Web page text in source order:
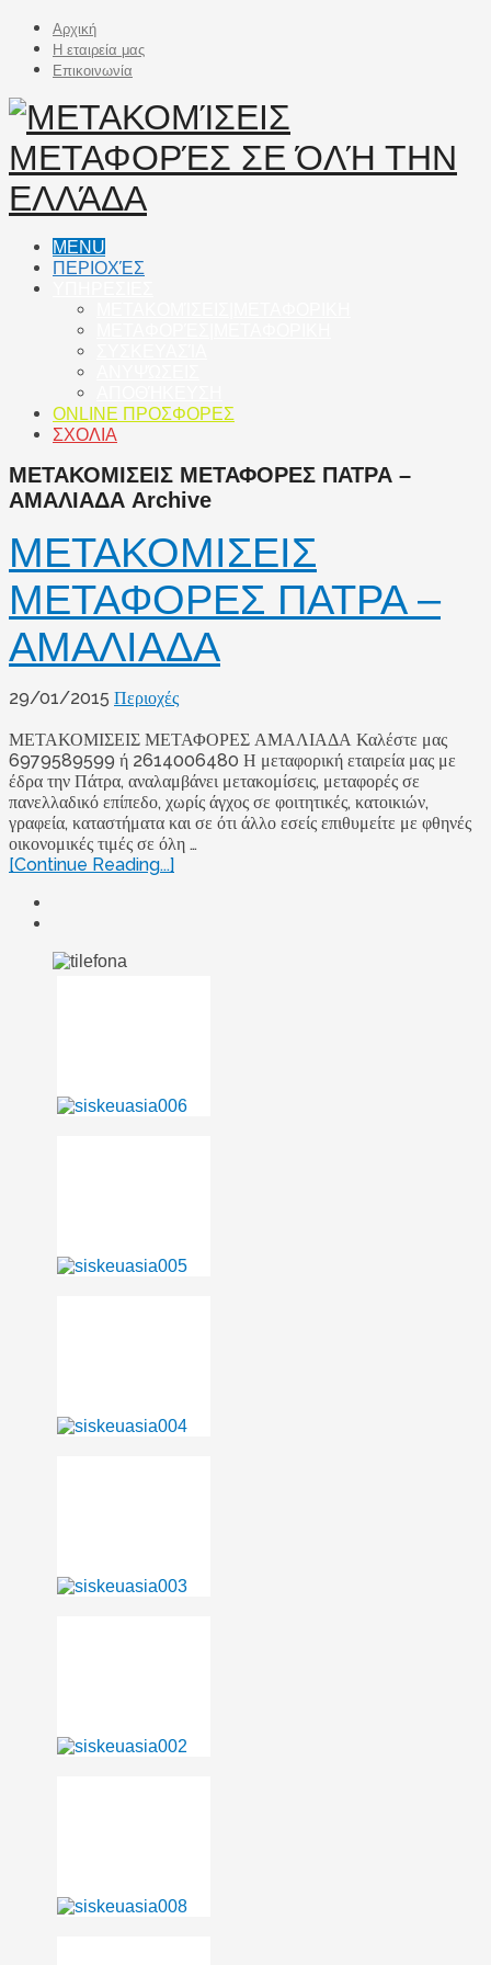
Αρχική
Η εταιρεία μας
Επικοινωνία
MENU
ΠΕΡΙΟΧΈΣ
ONLINE ΠΡΟΣΦΟΡΕΣ
ΣΧΟΛΙΑ
ΜΕΤΑΚΟΜΙΣΕΙΣ ΜΕΤΑΦΟΡΕΣ ΠΑΤΡΑ –
ΑΜΑΛΙΑΔΑ Archive
ΜΕΤΑΚΟΜΙΣΕΙΣ
ΜΕΤΑΦΟΡΕΣ ΠΑΤΡΑ –
ΑΜΑΛΙΑΔΑ
29/01/2015 Περιοχές
ΜΕΤΑΚΟΜΙΣΕΙΣ ΜΕΤΑΦΟΡΕΣ ΑΜΑΛΙΑΔΑ Καλέστε μας
6979589599 ή 2614006480 Η μεταφορική εταιρεία μας με
έδρα την Πάτρα, αναλαμβάνει μετακομίσεις, μεταφορές σε
πανελλαδικό επίπεδο, χωρίς άγχος σε φοιτητικές, κατοικιών,
γραφεία, καταστήματα και σε ότι άλλο εσείς επιθυμείτε με φθηνές
οικονομικές τιμές σε όλη …
[Continue Reading...]